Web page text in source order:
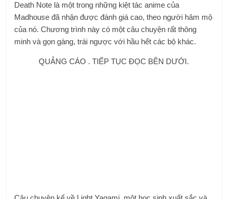
Death Note là một trong những kiệt tác anime của
Madhouse đã nhận được đánh giá cao, theo người hâm mộ
của nó. Chương trình này có một câu chuyện rất thông
minh và gọn gàng, trái ngược với hầu hết các bộ khác.
QUẢNG CÁO . TIẾP TỤC ĐỌC BÊN DƯỚI.